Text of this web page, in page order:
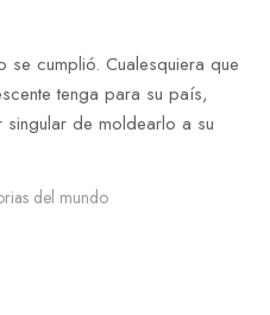
se cumplió. Cualesquiera que
tenga para su país,
de moldearlo a su
del mundo